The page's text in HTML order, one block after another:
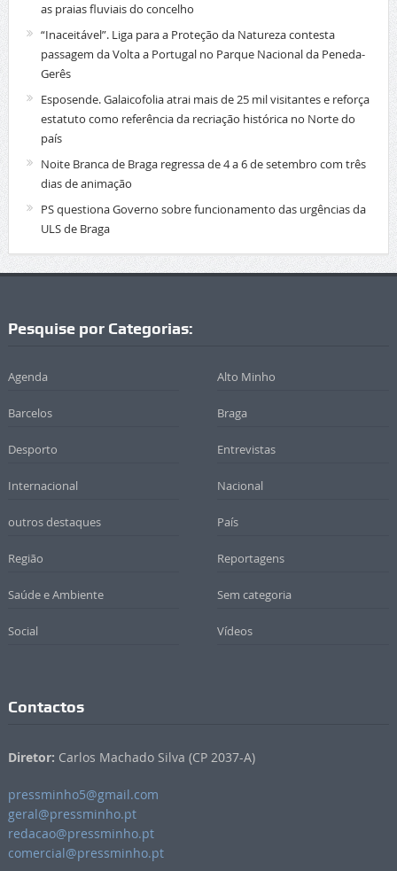
as praias fluviais do concelho
“Inaceitável”. Liga para a Proteção da Natureza contesta
passagem da Volta a Portugal no Parque Nacional da Peneda-
Gerês
Esposende. Galaicofolia atrai mais de 25 mil visitantes e reforça
estatuto como referência da recriação histórica no Norte do
país
Noite Branca de Braga regressa de 4 a 6 de setembro com três
dias de animação
PS questiona Governo sobre funcionamento das urgências da
ULS de Braga
Pesquise por Categorias:
Agenda Alto Minho
Barcelos Braga
Desporto Entrevistas
Internacional Nacional
outros destaques País
Região Reportagens
Saúde e Ambiente Sem categoria
Social Vídeos
Contactos
Diretor: Carlos Machado Silva (CP 2037-A)
pressminho5@gmail.com
geral@pressminho.pt
redacao@pressminho.pt
comercial@pressminho.pt